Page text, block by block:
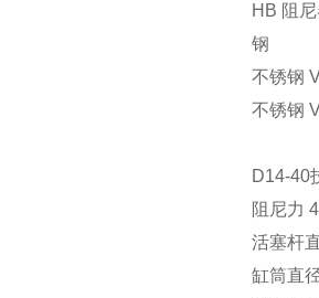
HB 阻尼
钢
不锈钢
不锈钢
D14-40
阻尼力
活塞杆
缸筒直